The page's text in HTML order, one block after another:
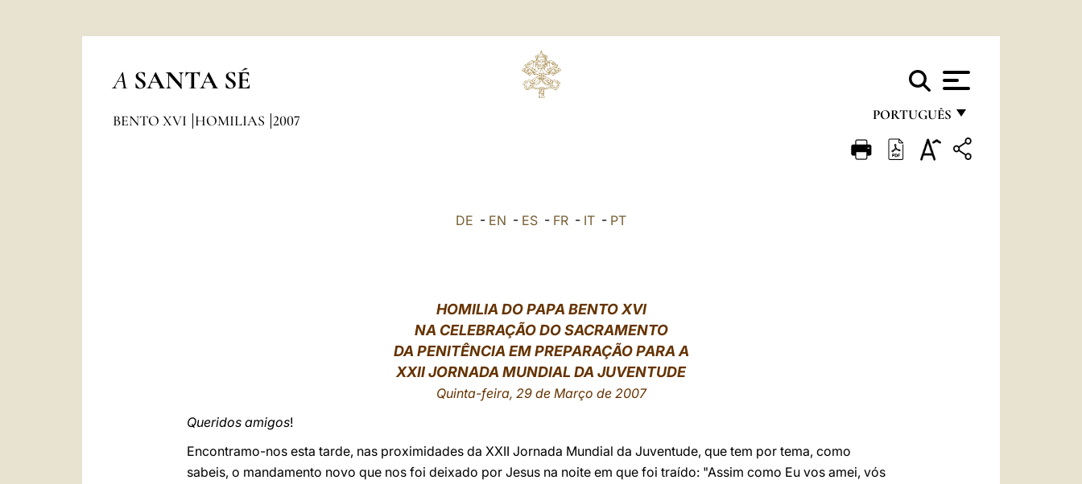
A SANTA SÉ
PORTUGUÊS
FRANÇAIS
BENTO XVI HOMILIAS 2007
DE - EN - ES - FR - IT - PT
HOMILIA DO PAPA BENTO XVI
NA CELEBRAÇÃO DO SACRAMENTO
DA PENITÊNCIA EM PREPARAÇÃO PARA A
XXII JORNADA MUNDIAL DA JUVENTUDE
Quinta-feira, 29 de Março de 2007
Queridos amigos!
Encontramo-nos esta tarde, nas proximidades da XXII Jornada Mundial da Juventude, que tem por tema, como
sabeis, o mandamento novo que nos foi deixado por Jesus na noite em que foi traído: "Assim como Eu vos amei, vós